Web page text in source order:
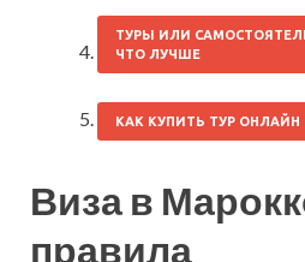
ТУРЫ ИЛИ
ЧТО ЛУЧШЕ
КАК КУПИТЬ ТУР ОНЛАЙН
Виза в
правила